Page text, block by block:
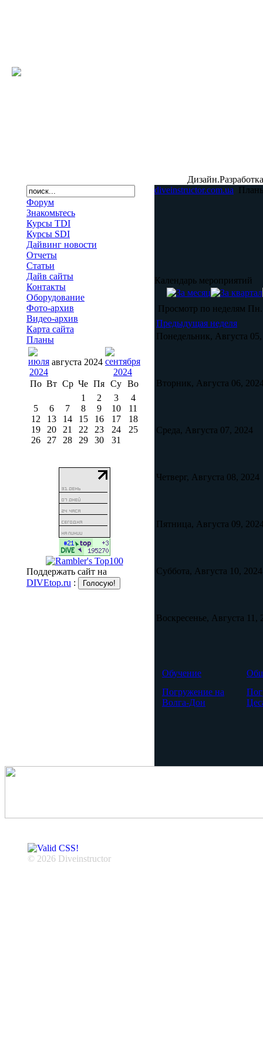
Форум
Знакомьтесь
Курсы TDI
Курсы SDI
Дайвинг новости
Отчеты
Статьи
Дайв сайты
Контакты
Оборудование
Фото-архив
Видео-архив
Карта сайта
Планы
августа 2024
По Вт Ср Че Пя Су Во
1
2 3
4
5
6 7 8 9 10
11
12
13 14 15 16 17
18
19
20 21 22 23 24
25
26
27 28 29 30 31
Поддержать сайт на
DIVEtop.ru :
diveinstructor.com.ua
Календарь мероприятий
Просмотр по неделям Пн.
Предыдущая неделя
Понедельник, Августа
Вторник, Августа 06,
Среда, Августа 07, 2024
Четверг, Августа 08, 2024
Пятница, Августа 09,
Суббота, Августа 10, 2024
Воскресенье, Августа 11,
Обучение
Погружение на
Волга-Дон
© 2026 Diveinstructor